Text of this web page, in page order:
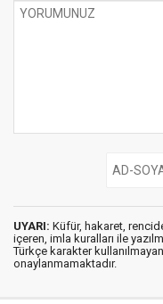
UYARI: Küfür, hakaret,
içeren, imla kuralları ile
Türkçe karakter
onaylanmamaktadır.